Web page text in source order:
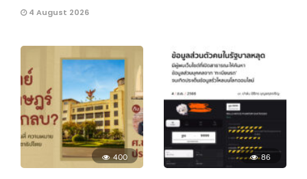
4 August 2026
400 86